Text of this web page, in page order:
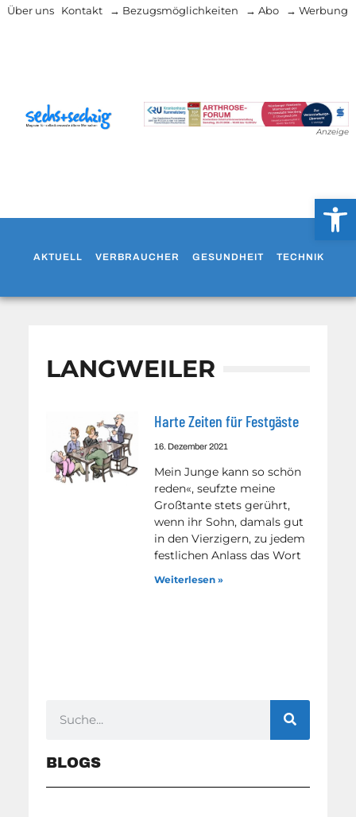
Über uns Kontakt → Bezugsmöglichkeiten → Abo → Werbung
Anzeige
AKTUELL VERBRAUCHER GESUNDHEIT TECHNIK
LANGWEILER
Harte Zeiten für Festgäste
16. Dezember 2021
Mein Junge kann so schön
reden«, seufzte meine
Großtante stets gerührt,
wenn ihr Sohn, damals gut
in den Vierzigern, zu jedem
festlichen Anlass das Wort
Weiterlesen »
BLOGS